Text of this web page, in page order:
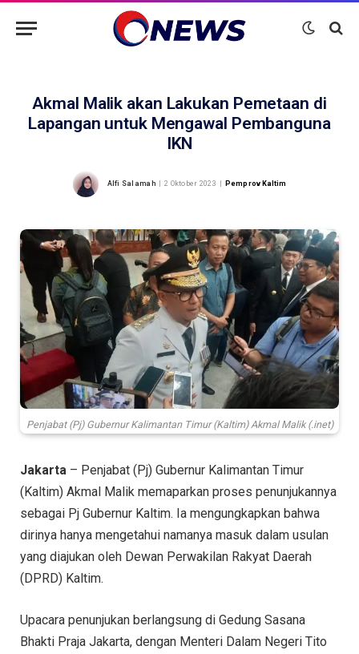
Akmal Malik akan Lakukan Pemetaan di
Lapangan untuk Mengawal Pembanguna
IKN
Alfi Salamah 2 Oktober 2023 Pemprov Kaltim
Penjabat (Pj) Gubernur Kalimantan Timur (Kaltim) Akmal Malik (.inet)
Jakarta – Penjabat (Pj) Gubernur Kalimantan Timur
(Kaltim) Akmal Malik memaparkan proses penunjukannya
sebagai Pj Gubernur Kaltim. Ia mengungkapkan bahwa
dirinya hanya mengetahui namanya masuk dalam usulan
yang diajukan oleh Dewan Perwakilan Rakyat Daerah
(DPRD) Kaltim.
Upacara penunjukan berlangsung di Gedung Sasana
Bhakti Praja Jakarta, dengan Menteri Dalam Negeri Tito